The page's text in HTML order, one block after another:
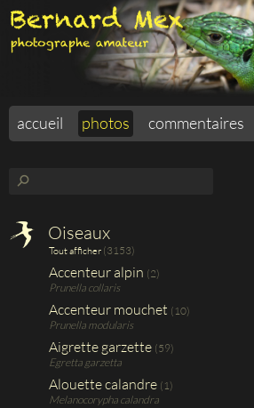
accueil photos commentaires
⚲
Oiseaux
Tout afficher (3153)
Accenteur alpin (2)
Prunella collaris
Accenteur mouchet (10)
Prunella modularis
Aigrette garzette (59)
Egretta garzetta
Alouette calandre (1)
Melanocorypha calandra